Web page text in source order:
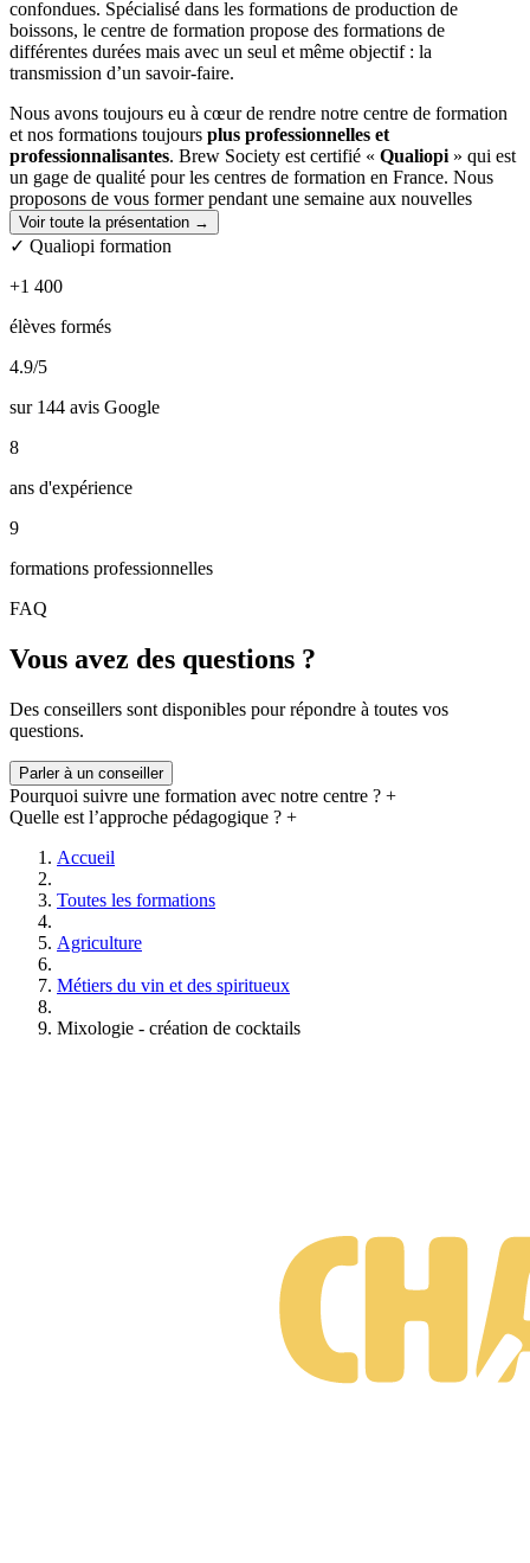
confondues. Spécialisé dans les formations de production de
boissons, le centre de formation propose des formations de
différentes durées mais avec un seul et même objectif : la
transmission d’un savoir-faire.
Nous avons toujours eu à cœur de rendre notre centre de formation
et nos formations toujours plus professionnelles et
professionnalisantes. Brew Society est certifié « Qualiopi » qui est
un gage de qualité pour les centres de formation en France. Nous
proposons de vous former pendant une semaine aux nouvelles
tendances : boissons sans alcool.
La qualité de nos formations est notre priorité absolue. C’est
pourquoi chaque formateur a été sélectionné en fonction de son
d'une
BrewSociety vous forme au
formation
dimensionner votre salle et nous vous formons directement sur votre
Voir toute la présentation →
✓ Qualiopi formation
+1 400
élèves formés
4.9/5
sur 144 avis Google
8
ans d'expérience
9
formations professionnelles
FAQ
Vous avez des questions ?
Des conseillers sont disponibles pour répondre à toutes vos
questions.
Parler à un conseiller
Pourquoi suivre une formation avec notre centre ? +
Quelle est l’approche pédagogique ? +
Accueil
Toutes les formations
Agriculture
Métiers du vin et des spiritueux
Mixologie - création de cocktails